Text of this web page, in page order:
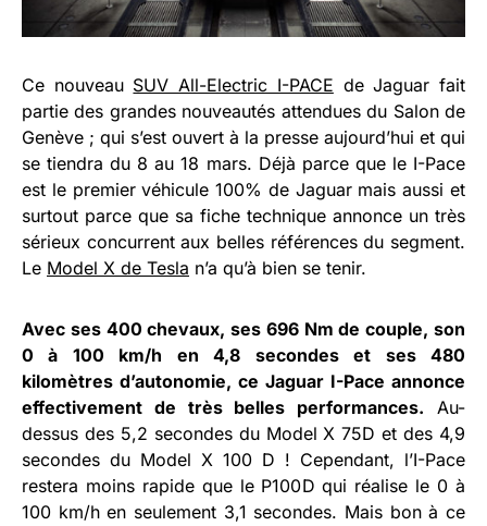
Ce nouveau SUV All-Electric I-PACE de Jaguar fait
partie des grandes nouveautés attendues du Salon de
Genève ; qui s’est ouvert à la presse aujourd’hui et qui
se tiendra du 8 au 18 mars. Déjà parce que le I-Pace
est le premier véhicule 100% de Jaguar mais aussi et
surtout parce que sa fiche technique annonce un très
sérieux concurrent aux belles références du segment.
Le Model X de Tesla n’a qu’à bien se tenir.
Avec ses 400 chevaux, ses 696 Nm de couple, son
0 à 100 km/h en 4,8 secondes et ses 480
kilomètres d’autonomie, ce Jaguar I-Pace annonce
effectivement de très belles performances. Au-
dessus des 5,2 secondes du Model X 75D et des 4,9
secondes du Model X 100 D ! Cependant, l’I-Pace
restera moins rapide que le P100D qui réalise le 0 à
100 km/h en seulement 3,1 secondes. Mais bon à ce